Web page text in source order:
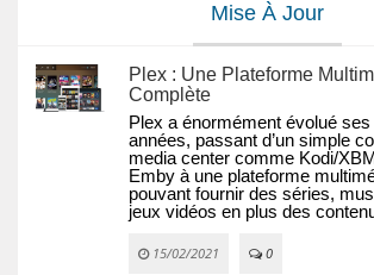
Mise À Jour
Plex : Une Plateforme
Complète
Plex a énormément évolué ses
années, passant d’un simple
media center comme Kodi/
Emby à une plateforme
pouvant fournir des séries,
jeux vidéos en plus des
15/02/2021 0